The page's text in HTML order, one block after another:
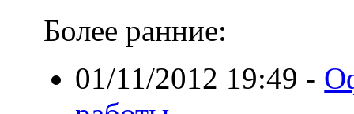
Более ранние:
01/11/2012 19:49 -